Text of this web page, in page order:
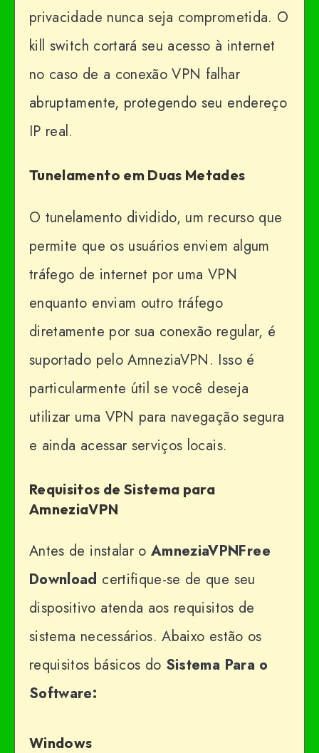
privacidade nunca seja comprometida. O
kill switch cortará seu acesso à internet
no caso de a conexão VPN falhar
abruptamente, protegendo seu endereço
IP real.
Tunelamento em Duas Metades
O tunelamento dividido, um recurso que
permite que os usuários enviem algum
tráfego de internet por uma VPN
enquanto enviam outro tráfego
diretamente por sua conexão regular, é
suportado pelo AmneziaVPN. Isso é
particularmente útil se você deseja
utilizar uma VPN para navegação segura
e ainda acessar serviços locais.
Requisitos de Sistema para
AmneziaVPN
Antes de instalar o AmneziaVPNFree
Download certifique-se de que seu
dispositivo atenda aos requisitos de
sistema necessários. Abaixo estão os
requisitos básicos do Sistema Para o
Software:
Windows